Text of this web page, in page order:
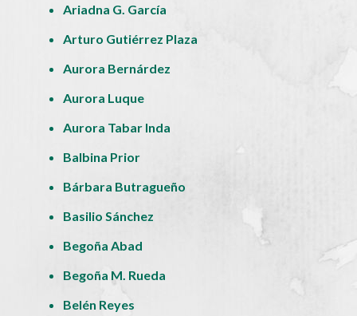
Ariadna G. García
Arturo Gutiérrez Plaza
Aurora Bernárdez
Aurora Luque
Aurora Tabar Inda
Balbina Prior
Bárbara Butragueño
Basilio Sánchez
Begoña Abad
Begoña M. Rueda
Belén Reyes